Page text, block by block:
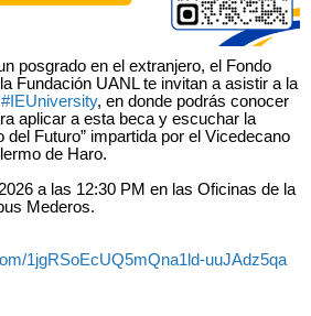
posgrado en el extranjero, el Fondo
Fundación UANL te invitan a asistir a la
#IEUniversity, en donde podrás conocer
aplicar a esta beca y escuchar la
del Futuro” impartida por el Vicedecano
de Haro.
a las 12:30 PM en las Oficinas de la
Mederos.
1jgRSoEcUQ5mQna1ld-uuJAdz5qa